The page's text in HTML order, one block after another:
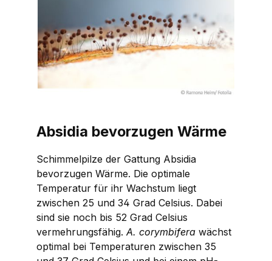
Absidia bevorzugen Wärme
Schimmelpilze der Gattung Absidia
bevorzugen Wärme. Die optimale
Temperatur für ihr Wachstum liegt
zwischen 25 und 34 Grad Celsius. Dabei
sind sie noch bis 52 Grad Celsius
vermehrungsfähig.A. corymbifera wächst
optimal bei Temperaturen zwischen 35